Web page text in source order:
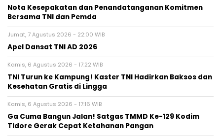
Nota Kesepakatan dan Penandatanganan Komitmen
Bersama TNI dan Pemda
Jumat, 7 Agustus 2026 - 22:00 WIB
Apel Dansat TNI AD 2026
Kamis, 6 Agustus 2026 - 17:22 WIB
TNI Turun ke Kampung! Kaster TNI Hadirkan Baksos dan
Kesehatan Gratis di Lingga
Kamis, 6 Agustus 2026 - 17:16 WIB
Ga Cuma Bangun Jalan! Satgas TMMD Ke-129 Kodim
Tidore Gerak Cepat Ketahanan Pangan